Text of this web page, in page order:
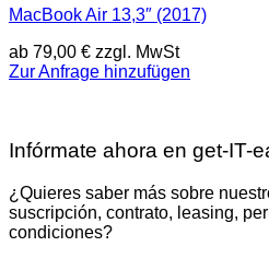
MacBook Air 13,3″ (2017)
ab 79,00 € zzgl. MwSt
Zur Anfrage hinzufügen
Infórmate ahora en get-IT-
¿Quieres saber más sobre
suscripción, contrato, leasing,
condiciones?